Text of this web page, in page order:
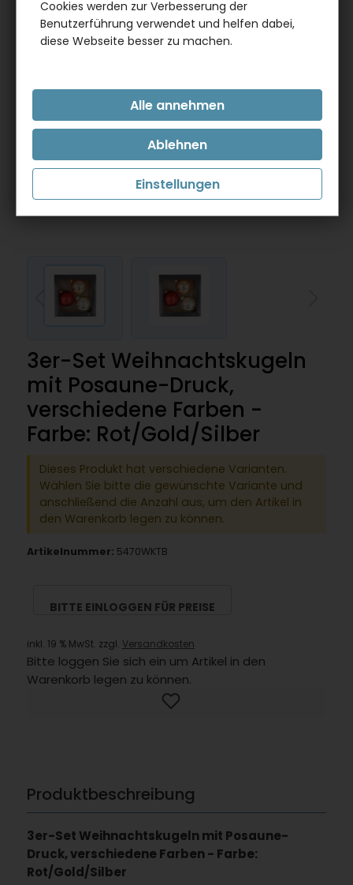
3er-Set Weihnachtskugeln
mit Posaune-Druck,
verschiedene Farben -
Farbe: Rot/Gold/Silber
Dieses Produkt hat verschiedene Varianten.
Wählen Sie bitte die gewünschte Variante und
anschließend die Anzahl aus, um den Artikel in
den Warenkorb legen zu können.
Artikelnummer: 5470WKTB
BITTE EINLOGGEN FÜR PREISE
inkl. 19 % MwSt. zzgl. Versandkosten
Bitte loggen Sie sich ein um Artikel in den
Warenkorb legen zu können.
Produktbeschreibung
3er-Set Weihnachtskugeln mit Posaune-
Druck, verschiedene Farben - Farbe:
Rot/Gold/Silber
Cookies werden zur Verbesserung der
Benutzerführung verwendet und helfen dabei,
diese Webseite besser zu machen.
Einstellungen